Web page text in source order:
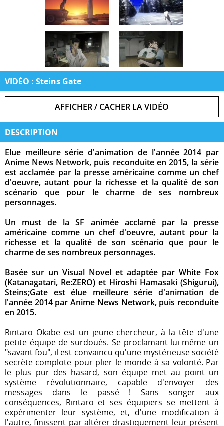
VIDÉO : Steins Gate
AFFICHER / CACHER LA VIDÉO
DESCRIPTION
Elue meilleure série d'animation de l'année 2014 par
Anime News Network, puis reconduite en 2015, la série
est acclamée par la presse américaine comme un chef
d'oeuvre, autant pour la richesse et la qualité de son
scénario que pour le charme de ses nombreux
personnages.
Un must de la SF animée acclamé par la presse
américaine comme un chef d'oeuvre, autant pour la
richesse et la qualité de son scénario que pour le
charme de ses nombreux personnages.
Basée sur un Visual Novel et adaptée par White Fox
(Katanagatari, Re:ZERO) et Hiroshi Hamasaki (Shigurui),
Steins;Gate est élue meilleure série d'animation de
l'année 2014 par Anime News Network, puis reconduite
en 2015.
Rintaro Okabe est un jeune chercheur, à la tête d'une
petite équipe de surdoués. Se proclamant lui-même un
"savant fou", il est convaincu qu'une mystérieuse société
secrète complote pour plier le monde à sa volonté. Par
le plus pur des hasard, son équipe met au point un
système révolutionnaire, capable d'envoyer des
messages dans le passé ! Sans songer aux
conséquences, Rintaro et ses équipiers se mettent à
expérimenter leur système, et, d'une modification à
l'autre, finissent par altérer drastiquement leur présent